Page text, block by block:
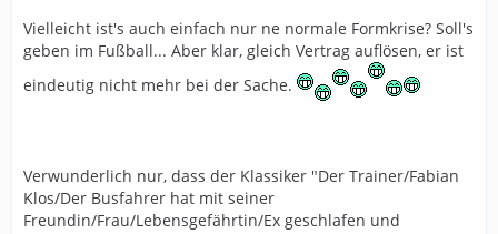
Vielleicht ist's auch einfach nur ne normale Formkrise? Soll's
geben im Fußball... Aber klar, gleich Vertrag auflösen, er ist
eindeutig nicht mehr bei der Sache.
Verwunderlich nur, dass der Klassiker "Der Trainer/Fabian
Klos/Der Busfahrer hat mit seiner
Freundin/Frau/Lebensgefährtin/Ex geschlafen und